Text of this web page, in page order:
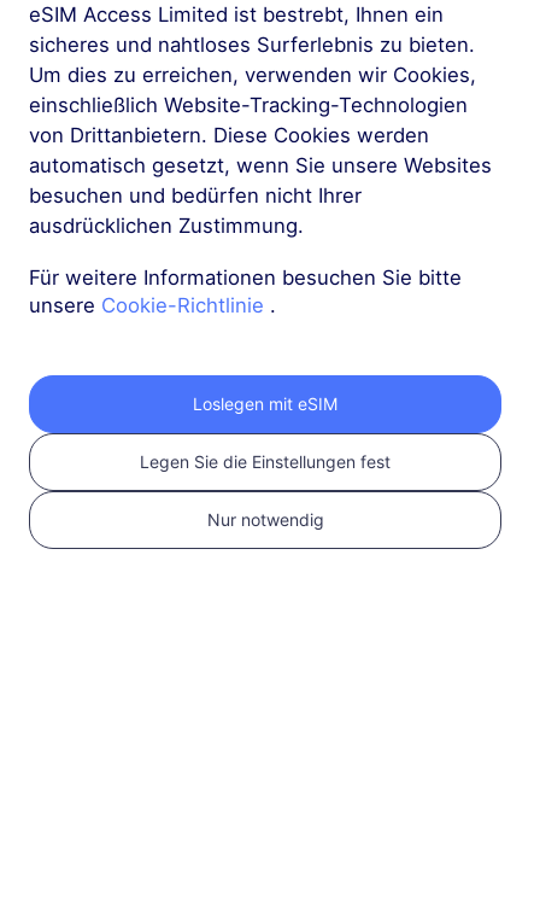
Europa (37 Länder)
3 GB
30 Tage
USD 4.10
Details
Mehr
Holen Sie sich Ihre
RedteaGO eSIM in 3
Schritten
eSIM Access Limited ist bestrebt, Ihnen ein
sicheres und nahtloses Surferlebnis zu bieten.
Um dies zu erreichen, verwenden wir Cookies,
einschließlich Website-Tracking-Technologien
von Drittanbietern. Diese Cookies werden
automatisch gesetzt, wenn Sie unsere Websites
besuchen und bedürfen nicht Ihrer
ausdrücklichen Zustimmung.
Für weitere Informationen besuchen Sie bitte
unsere Cookie-Richtlinie .
Loslegen mit eSIM
Legen Sie die Einstellungen fest
Nur notwendig